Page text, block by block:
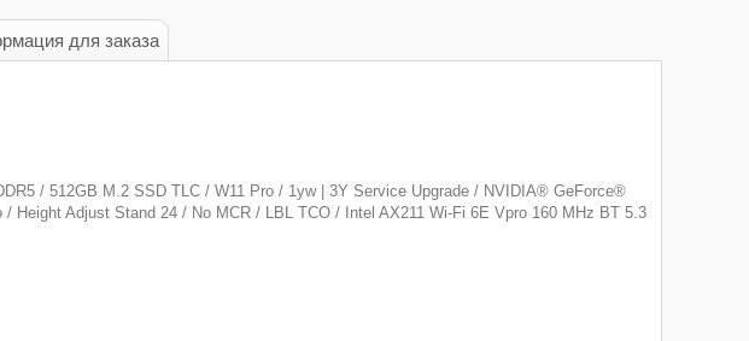
для заказа
/ 512GB M.2 SSD TLC / W11 Pro / 1yw | 3Y Service Upgrade / NVIDIA® GeForce®
Height Adjust Stand 24 / No MCR / LBL TCO / Intel AX211 Wi-Fi 6E Vpro 160 MHz BT 5.3